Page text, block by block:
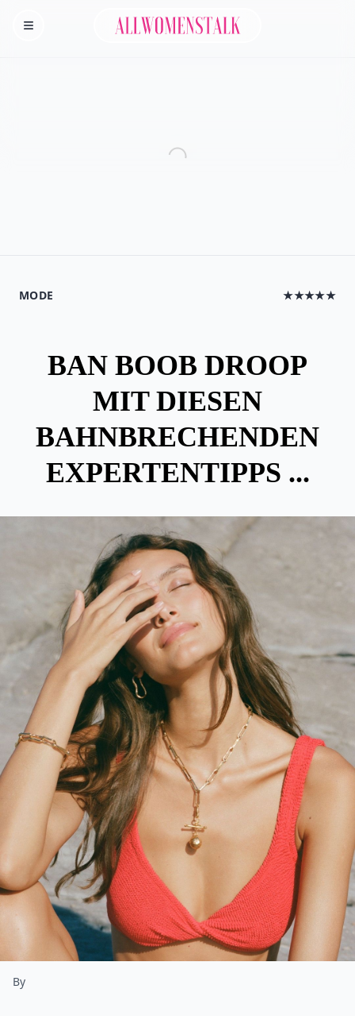
Homepage
Allwomenstalk
MODE ★★★★★
BAN BOOB DROOP
MIT DIESEN
BAHNBRECHENDEN
EXPERTENTIPPS ...
By